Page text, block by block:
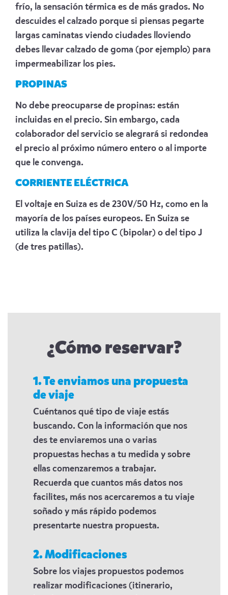
frío, la sensación térmica es de más grados. No
descuides el calzado porque si piensas pegarte
largas caminatas viendo ciudades lloviendo
debes llevar calzado de goma (por ejemplo) para
impermeabilizar los pies.
PROPINAS
No debe preocuparse de propinas: están
incluidas en el precio. Sin embargo, cada
colaborador del servicio se alegrará si redondea
el precio al próximo número entero o al importe
que le convenga.
CORRIENTE ELÉCTRICA
El voltaje en Suiza es de 230V/50 Hz, como en la
mayoría de los países europeos. En Suiza se
utiliza la clavija del tipo C (bipolar) o del tipo J
(de tres patillas).
¿Cómo reservar?
1. Te enviamos una propuesta
de viaje
Cuéntanos qué tipo de viaje estás
buscando. Con la información que nos
des te enviaremos una o varias
propuestas hechas a tu medida y sobre
ellas comenzaremos a trabajar.
Recuerda que cuantos más datos nos
facilites, más nos acercaremos a tu viaje
soñado y más rápido podemos
presentarte nuestra propuesta.
2. Modificaciones
Sobre los viajes propuestos podemos
realizar modificaciones (itinerario,